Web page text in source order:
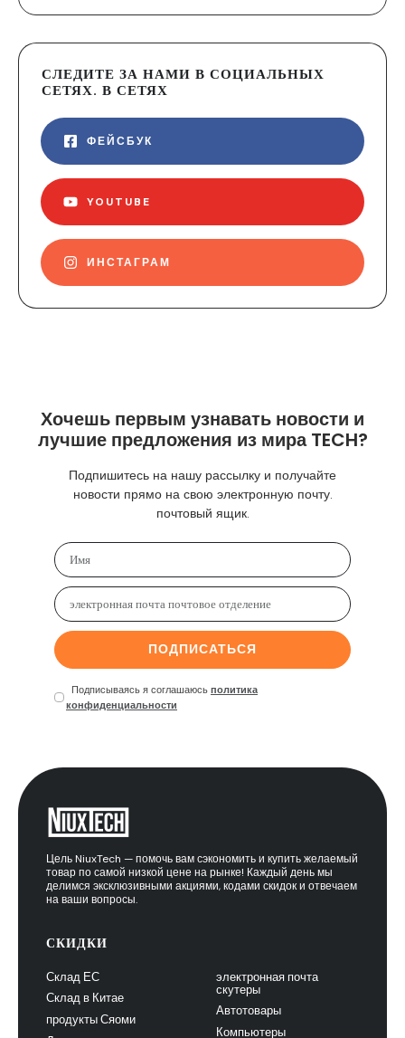
СЛЕДИТЕ ЗА НАМИ В СОЦИАЛЬНЫХ
СЕТЯХ. В СЕТЯХ
ФЕЙСБУК
YOUTUBE
ИНСТАГРАМ
Хочешь первым узнавать новости и
лучшие предложения из мира TECH?
Подпишитесь на нашу рассылку и получайте
новости прямо на свою электронную почту.
почтовый ящик.
ПОДПИСАТЬСЯ
Подписываясь я соглашаюсь политика
конфиденциальности
Цель NiuxTech — помочь вам сэкономить и купить желаемый
товар по самой низкой цене на рынке! Каждый день мы
делимся эксклюзивными акциями, кодами скидок и отвечаем
на ваши вопросы.
СКИДКИ
Склад ЕС
Склад в Китае
продукты Сяоми
электронная почта
скутеры
Автотовары
Компьютеры